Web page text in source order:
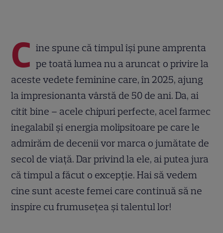
C ine spune că timpul își pune amprenta
pe toată lumea nu a aruncat o privire la
aceste vedete feminine care, în 2025, ajung
la impresionanta vârstă de 50 de ani. Da, ai
citit bine – acele chipuri perfecte, acel farmec
inegalabil și energia molipsitoare pe care le
admirăm de decenii vor marca o jumătate de
secol de viață. Dar privind la ele, ai putea jura
că timpul a făcut o excepție. Hai să vedem
cine sunt aceste femei care continuă să ne
inspire cu frumusețea și talentul lor!